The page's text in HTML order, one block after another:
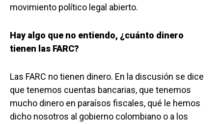
movimiento político legal abierto.
Hay algo que no entiendo, ¿cuánto dinero
tienen las FARC?
Las FARC no tienen dinero. En la discusión se dice
que tenemos cuentas bancarias, que tenemos
mucho dinero en paraísos fiscales, qué le hemos
dicho nosotros al gobierno colombiano o a los